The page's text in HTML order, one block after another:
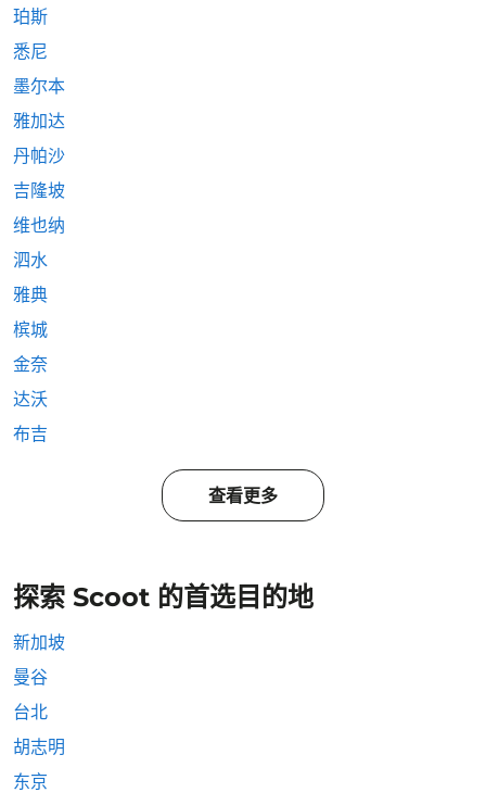
珀斯
悉尼
墨尔本
雅加达
丹帕沙
吉隆坡
维也纳
泗水
雅典
槟城
金奈
达沃
布吉
查看更多
探索 Scoot 的首选目的地
新加坡
曼谷
台北
胡志明
东京